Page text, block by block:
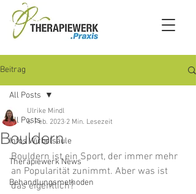
Beitrag
All Posts
Infos Wirbelsäule
Therapiewerk News
Behandlungsmethoden
All Posts
Bouldern
Ulrike Mindl
6. Feb. 2023 2 Min. Lesezeit
Bouldern ist ein Sport, der immer mehr
an Popularität zunimmt. Aber was ist
das eigentlich?